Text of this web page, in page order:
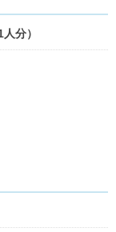
分）